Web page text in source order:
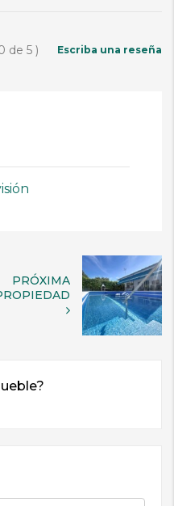
de 5 ) Escriba una reseña
PRÓXIMA